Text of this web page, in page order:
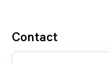
Contact